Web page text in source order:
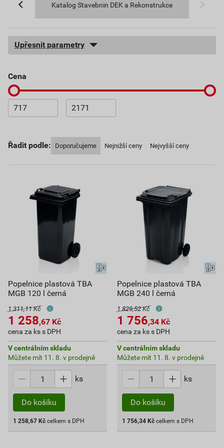
Katalog Stavebnin DEK a Rekonstrukce
Upřesnit parametry
cena
Řadit podle: Doporučujeme Nejnižší ceny Nejvyšší ceny
Popelnice plastová TBA
MGB 120 l černá
1 311,11 Kč
1 258,67 Kč
cena za ks s DPH
V centrálním skladu
Můžete mít 11. 8. v prodejně
ks
Do košíku
1 258,67 Kč celkem s DPH
Popelnice plastová TBA
MGB 240 l černá
1 829,52 Kč
1 756,34 Kč
cena za ks s DPH
V centrálním skladu
Můžete mít 11. 8. v prodejně
ks
Do košíku
1 756,34 Kč celkem s DPH